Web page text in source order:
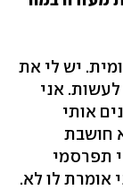
יש לי את
אני
אותי
חושבת
תפרסמי
אומרת לו לא.